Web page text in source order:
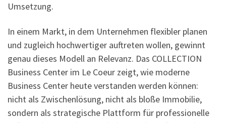
Umsetzung.
In einem Markt, in dem Unternehmen flexibler planen
und zugleich hochwertiger auftreten wollen, gewinnt
genau dieses Modell an Relevanz. Das COLLECTION
Business Center im Le Coeur zeigt, wie moderne
Business Center heute verstanden werden können:
nicht als Zwischenlösung, nicht als bloße Immobilie,
sondern als strategische Plattform für professionelle